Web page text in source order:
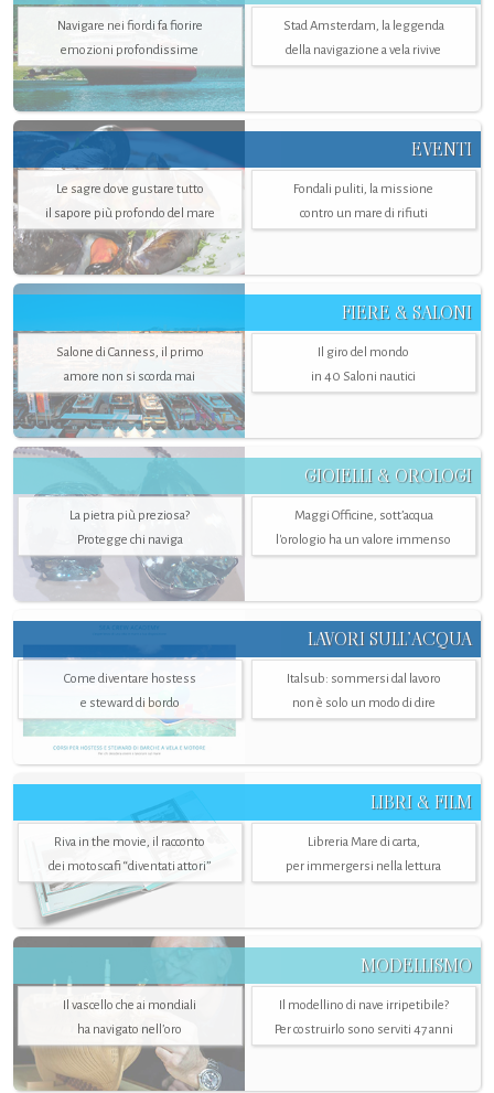
Navigare nei fiordi fa fiorire
emozioni profondissime
Stad Amsterdam, la leggenda
della navigazione a vela rivive
EVENTI
Le sagre dove gustare tutto
il sapore più profondo del mare
Fondali puliti, la missione
contro un mare di rifiuti
FIERE & SALONI
Salone di Canness, il primo
amore non si scorda mai
Il giro del mondo
in 40 Saloni nautici
GIOIELLI & OROLOGI
La pietra più preziosa?
Protegge chi naviga
Maggi Officine, sott’acqua
l'orologio ha un valore immenso
LAVORI SULL’ACQUA
Come diventare hostess
e steward di bordo
Italsub: sommersi dal lavoro
non è solo un modo di dire
LIBRI & FILM
Riva in the movie, il racconto
dei motoscafi “diventati attori”
Libreria Mare di carta,
per immergersi nella lettura
MODELLISMO
Il vascello che ai mondiali
ha navigato nell’oro
Il modellino di nave irripetibile?
Per costruirlo sono serviti 47 anni